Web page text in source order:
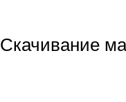
Скачивание